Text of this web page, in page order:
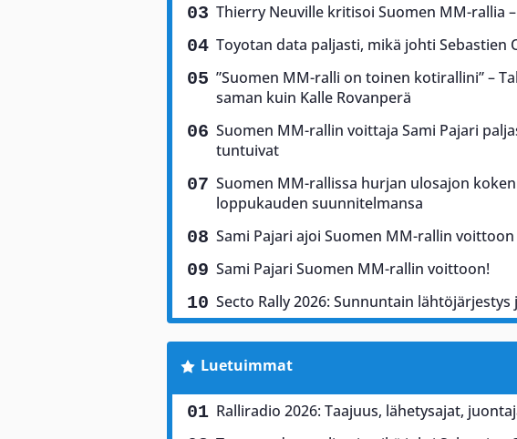
Thierry Neuville kritisoi Suomen MM-rallia
Toyotan data paljasti, mikä johti Sebastien
”Suomen MM-ralli on toinen kotirallini” –
saman kuin Kalle Rovanperä
Suomen MM-rallin voittaja Sami Pajari
tuntuivat
Suomen MM-rallissa hurjan ulosajon
loppukauden suunnitelmansa
Sami Pajari ajoi Suomen MM-rallin
Sami Pajari Suomen MM-rallin voittoon!
Secto Rally 2026: Sunnuntain lähtöjärjestys
Luetuimmat
Ralliradio 2026: Taajuus, lähetysajat,